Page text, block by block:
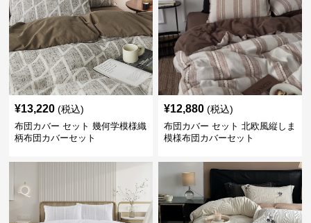
¥13,220 (税込)
布団カバー セット 幾何学模様織
柄布団カバーセット
¥12,880 (税込)
布団カバー セット 北欧風縦しま
模様布団カバーセット